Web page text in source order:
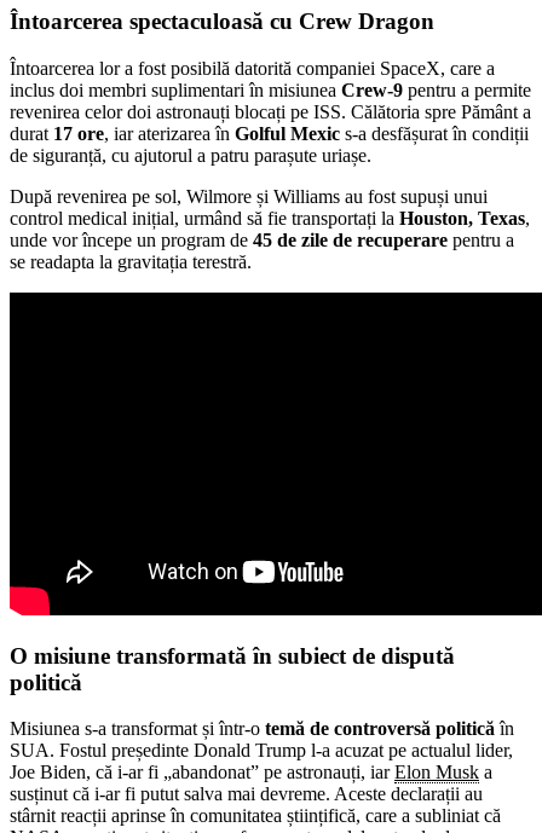
Întoarcerea spectaculoasă cu Crew Dragon
Întoarcerea lor a fost posibilă datorită companiei SpaceX, care a
inclus doi membri suplimentari în misiunea Crew-9 pentru a permite
revenirea celor doi astronauți blocați pe ISS. Călătoria spre Pământ a
durat 17 ore, iar aterizarea în Golful Mexic s-a desfășurat în condiții
de siguranță, cu ajutorul a patru parașute uriașe.
După revenirea pe sol, Wilmore și Williams au fost supuși unui
control medical inițial, urmând să fie transportați la Houston, Texas,
unde vor începe un program de 45 de zile de recuperare pentru a
se readapta la gravitația terestră.
O misiune transformată în subiect de dispută
politică
Misiunea s-a transformat și într-o temă de controversă politicăîn
SUA. Fostul președinte Donald Trump l-a acuzat pe actualul lider,
Joe Biden, că i-ar fi „abandonat” pe astronauți, iarElon Musk a
susținut că i-ar fi putut salva mai devreme. Aceste declarații au
stârnit reacții aprinse în comunitatea științifică, care a subliniat că